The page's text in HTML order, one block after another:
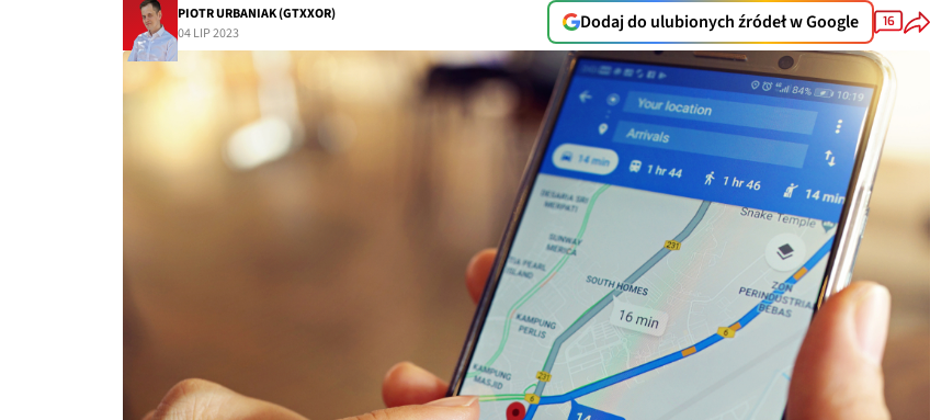
PIOTR URBANIAK (GTXXOR)
04 LIP 2023
Dodaj do ulubionych źródeł w Google 16